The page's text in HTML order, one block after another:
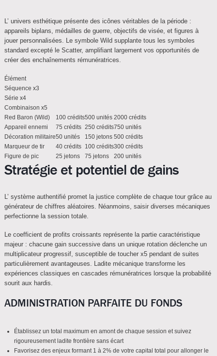
L’ univers esthétique présente des icônes véritables de la période :
appareils biplans, médailles de guerre, objectifs de visée, et figures à
jouer personnalisées. Le symbole Wild supplante tous les symboles
standard excepté le Scatter, amplifiant largement vos opportunités de
créer des enchaînements rémunératrices.
Élément
Séquence x3
Série x4
Combinaison x5
Red Baron (Wild)
100 crédits500 unités 2000 crédits
Appareil ennemi
75 crédits 250 crédits750 unités
Décoration militaire50 unités 150 jetons 500 crédits
Marqueur de tir
40 crédits 100 crédits300 crédits
Figure de pic
25 jetons 75 jetons 200 unités
Stratégie et potentiel de gains
L’ système authentifié promet la justice complète de chaque tour grâce au
générateur de chiffres aléatoires. Néanmoins, saisir diverses mécaniques
perfectionne la session totale.
Le coefficient de profits croissants représente la partie caractéristique
majeur : chacune gain successive dans un unique rotation déclenche un
multiplicateur progressif, susceptible de toucher x5 pendant de suites
particulièrement avantageuses. Ladite mécanique transforme les
expériences classiques en cascades rémunératrices lorsque la probabilité
sourit aux hardis.
ADMINISTRATION PARFAITE DU FONDS
Établissez un total maximum en amont de chaque session et suivez
rigoureusement ladite frontière sans écart
Favorisez des enjeux formant 1 à 2% de votre capital total pour allonger le